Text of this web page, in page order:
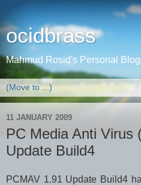
ocidbrass
Mahmud Rosid's Personal Blog
11 JANUARY 2009
PC Media Anti Virus
Update Build4
PCMAV 1.91 Update Build4